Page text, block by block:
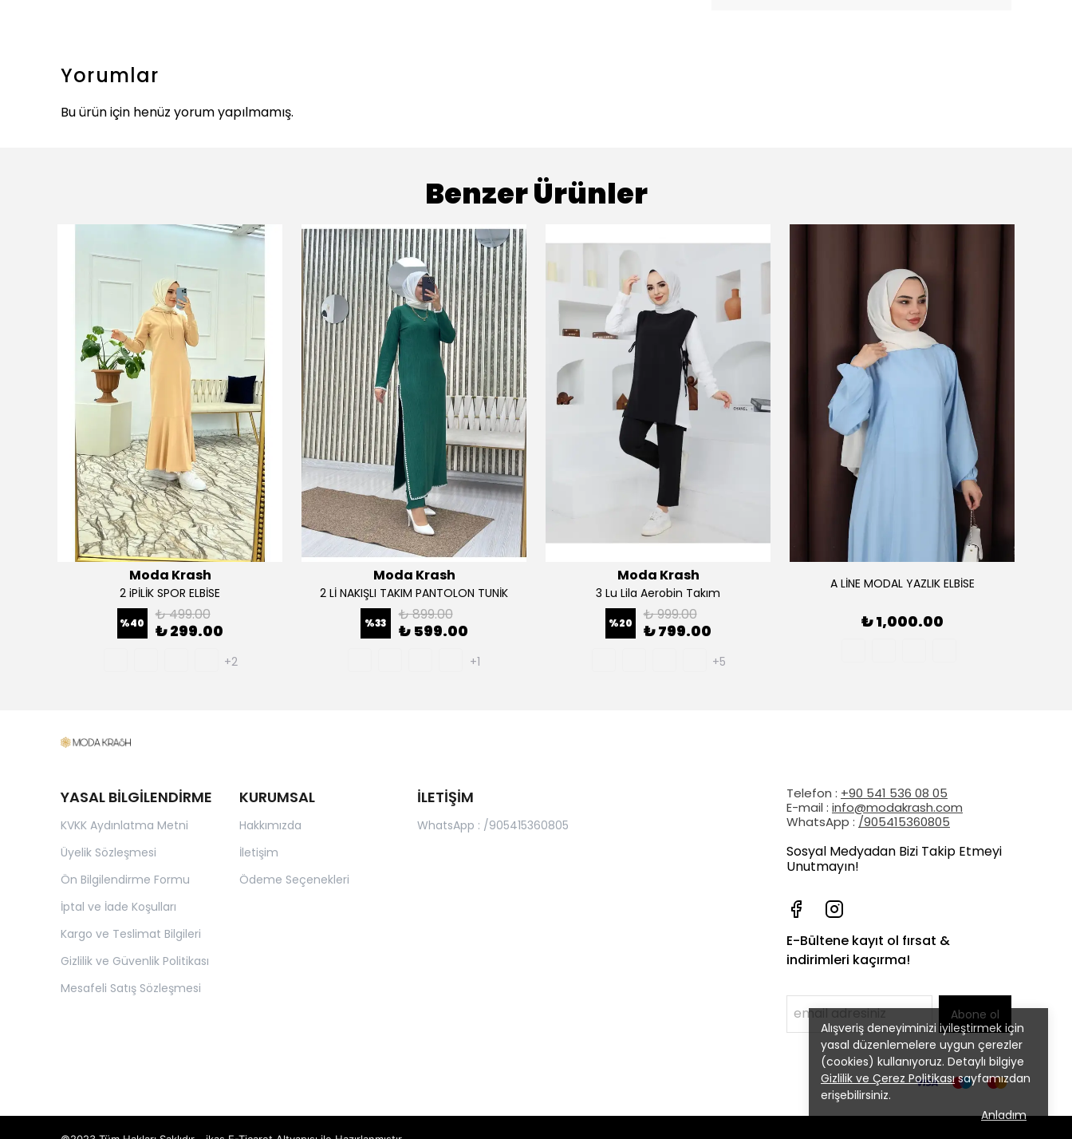
Alışveriş deneyiminizi iyileştirmek için
yasal düzenlemelere uygun çerezler
(cookies) kullanıyoruz. Detaylı bilgiye
Gizlilik ve Çerez Politikasısayfamızdan
erişebilirsiniz.
Anladım
Yorumlar
Bu ürün için henüz yorum yapılmamış.
Benzer Ürünler
Moda Krash
2 iPİLİK SPOR ELBİSE
%40 ₺ 499.00
₺ 299.00
+2
Moda Krash
2 Lİ NAKIŞLI TAKIM PANTOLON TUNİK
%33 ₺ 899.00
₺ 599.00
+1
Moda Krash
3 Lu Lila Aerobin Takım
%20 ₺ 999.00
₺ 799.00
+5
A LİNE MODAL YAZLIK ELBİSE
₺ 1,000.00
YASAL BİLGİLENDİRME
KVKK Aydınlatma Metni
Üyelik Sözleşmesi
Ön Bilgilendirme Formu
İptal ve İade Koşulları
Kargo ve Teslimat Bilgileri
Gizlilik ve Güvenlik Politikası
Mesafeli Satış Sözleşmesi
KURUMSAL
Hakkımızda
İletişim
Ödeme Seçenekleri
İLETİŞİM
WhatsApp : /905415360805
Telefon : +90 541 536 08 05
E-mail : info@modakrash.com
WhatsApp : /905415360805
Sosyal Medyadan Bizi Takip Etmeyi
Unutmayın!
E-Bültene kayıt ol fırsat &
indirimleri kaçırma!
Abone ol